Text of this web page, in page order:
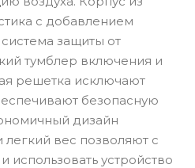
с добавлением
защиты от
тумблер включения и
решетка исключают
безопасную
дизайн
легкий вес позволяют с
использовать устройство